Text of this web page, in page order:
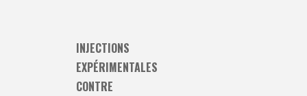
INJECTIONS
EXPÉRIMENTALES
CONTRE